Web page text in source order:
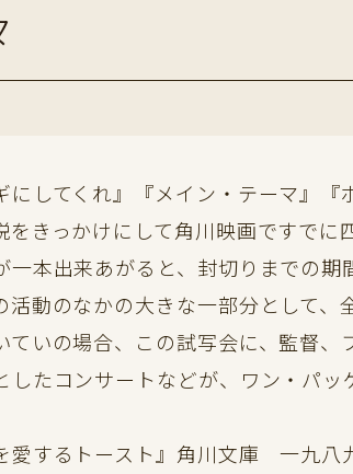
にしてくれ』『メイン・テーマ』
をきっかけにして角川映画ですでに
本出来あがると、封切りまでの期
活動のなかの大きな一部分として
ていの場合、この試写会に、監督、
したコンサートなどが、ワン・パ
愛するトースト』角川文庫 一九八